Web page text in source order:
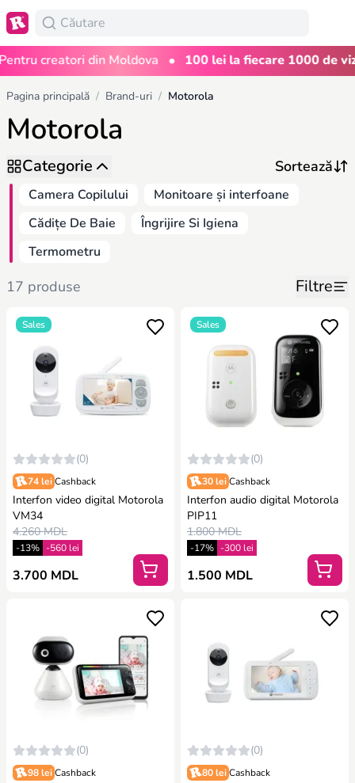
creatori din Moldova • 100 lei la fiecare 1000 de
Pagina principală / Brand-uri / Motorola
Motorola
Categorie
Camera Copilului
Monitoare și interfoane
Cădițe De Baie
Îngrijire Si Igiena
Termometru
17 produse Filtre
Sales
(0)
74 lei Cashback
Interfon video digital Motorola
VM34
4.260 MDL
-13% -560 lei
3.700 MDL
Sales
(0)
30 lei Cashback
Interfon audio digital Motorola
PIP11
1.800 MDL
-17% -300 lei
1.500 MDL
(0)
98 lei Cashback
(0)
80 lei Cashback